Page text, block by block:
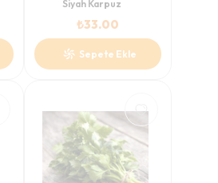
Siyah Karpuz
₺33.00
Sepete Ekle